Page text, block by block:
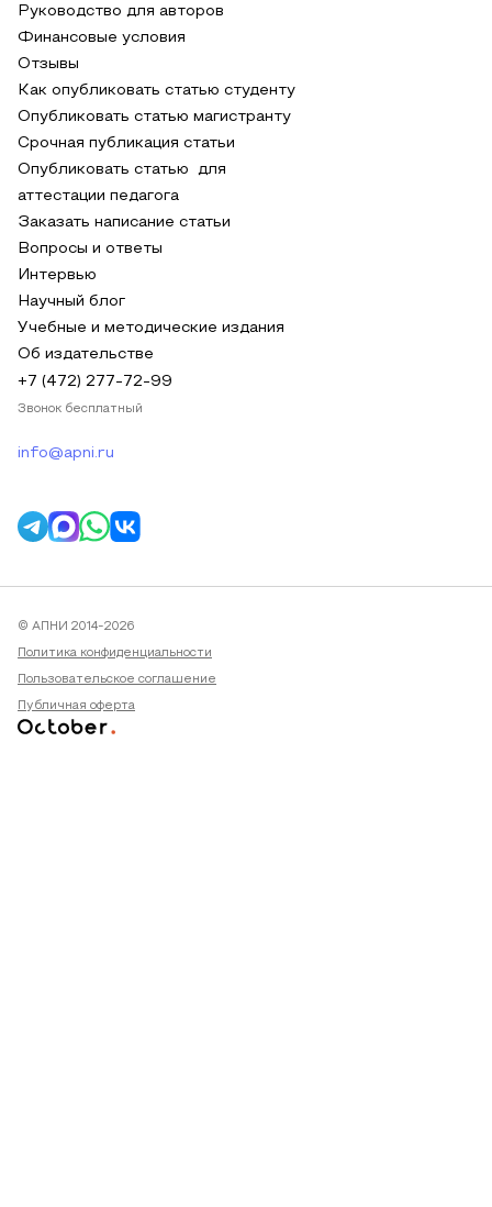
Руководство для авторов
Финансовые условия
Отзывы
Как опубликовать статью студенту
Опубликовать статью магистранту
Срочная публикация статьи
Опубликовать статью для
аттестации педагога
Заказать написание статьи
Вопросы и ответы
Интервью
Научный блог
Учебные и методические издания
Об издательстве
+7 (472) 277-72-99
Звонок бесплатный
info@apni.ru
© АПНИ 2014-2026
Политика конфиденциальности
Пользовательское соглашение
Публичная оферта